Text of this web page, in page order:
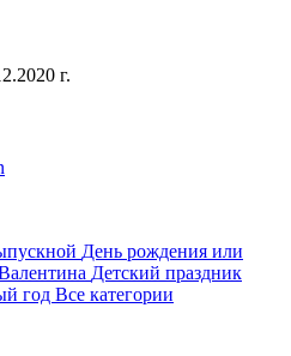
г.
День рождения или
Детский праздник
год Все категории